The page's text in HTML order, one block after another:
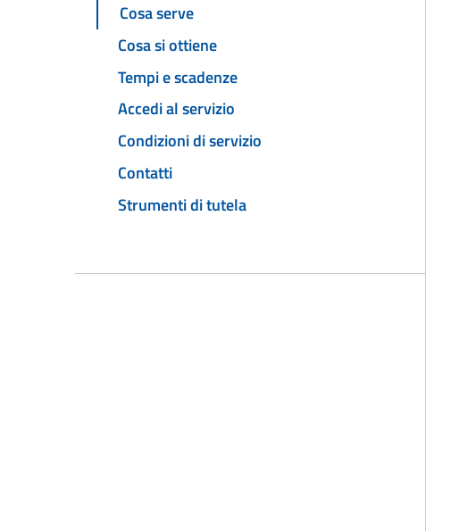
Cosa serve
Cosa si ottiene
Tempi e scadenze
Accedi al servizio
Condizioni di servizio
Contatti
Strumenti di tutela